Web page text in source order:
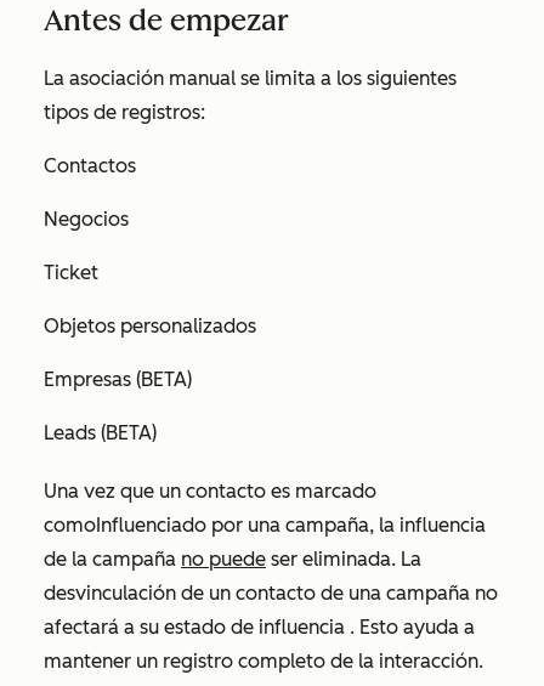
Antes de empezar
La asociación manual se limita a los siguientes
tipos de registros:
Contactos
Negocios
Ticket
Objetos personalizados
Empresas (BETA)
Leads (BETA)
Una vez que un contacto es marcado
comoInfluenciado por una campaña, la influencia
de la campaña no puede ser eliminada. La
desvinculación de un contacto de una campaña no
afectará a su estado de influencia . Esto ayuda a
mantener un registro completo de la interacción.